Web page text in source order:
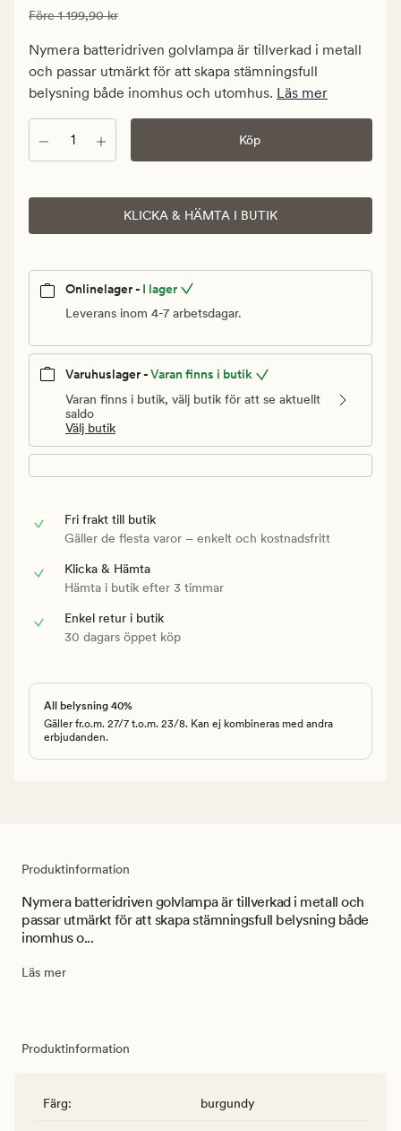
719,94
kr.
Ordinarie
pris
Ordinarie pris 1 199,90 kr
Före1 199,90 kr
Nymera batteridriven golvlampa är tillverkad i metall
och passar utmärkt för att skapa stämningsfull
belysning både inomhus och utomhus. Läs mer
Antal Köp
KLICKA & HÄMTA I BUTIK
Onlinelager - I lager
Leverans inom 4-7 arbetsdagar.
Varuhuslager -Varan finns i butik
Varan finns i butik, välj butik för att se aktuellt
saldo
Välj butik
Fri frakt till butik
Gäller de flesta varor – enkelt och kostnadsfritt
Klicka & Hämta
Hämta i butik efter 3 timmar
Enkel retur i butik
30 dagars öppet köp
All belysning 40%
Gäller fr.o.m. 27/7 t.o.m. 23/8. Kan ej kombineras med andra
erbjudanden.
Produktinformation
Nymera batteridriven golvlampa är tillverkad i metall och
passar utmärkt för att skapa stämningsfull belysning både
inomhus o...
Läs mer
Produktinformation
Färg: burgundy